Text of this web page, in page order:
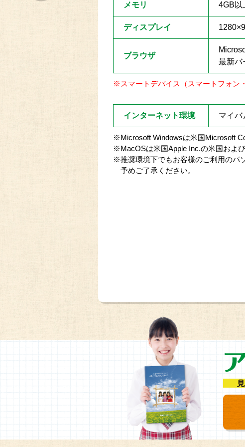
メモリ 4GB以
ディスプレイ
ブラウザ
最新バ
※スマートデバイス（スマートフォン
インターネット環境 マイバ
※Microsoft Windowsは米国Microsoft
※MacOSは米国Apple Inc.の米国およ
※推奨環境下でもお客様のご利用のパ
予めご了承ください。